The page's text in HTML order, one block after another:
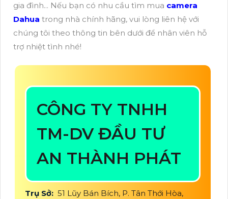
gia đình... Nếu bạn có nhu cầu tìm mua camera
Dahua trong nhà chính hãng, vui lòng liên hệ với
chúng tôi theo thông tin bên dưới để nhân viên hỗ
trợ nhiệt tình nhé!
CÔNG TY TNHH
TM-DV ĐẦU TƯ
AN THÀNH PHÁT
Trụ Sở: 51 Lũy Bán Bích, P. Tân Thới Hòa,